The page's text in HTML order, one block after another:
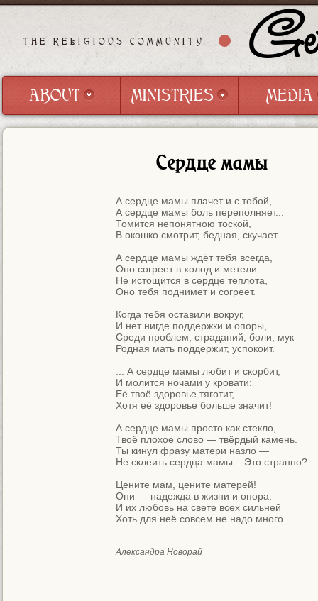
THE RELIGIOUS COMMUNITY
ABOUT
ABOUT MINISTRIES
MEDIA
MEDIA
Сердце мамы
А сердце мамы плачет и с тобой,
А сердце мамы боль переполняет...
Томится непонятною тоской,
В окошко смотрит, бедная, скучает.
А сердце мамы ждёт тебя всегда,
Оно согреет в холод и метели
Не истощится в сердце теплота,
Оно тебя поднимет и согреет.
Когда тебя оставили вокруг,
И нет нигде поддержки и опоры,
Среди проблем, страданий, боли, мук
Родная мать поддержит, успокоит.
... А сердце мамы любит и скорбит,
И молится ночами у кровати:
Её твоё здоровье тяготит,
Хотя её здоровье больше значит!
А сердце мамы просто как стекло,
Твоё плохое слово — твёрдый камень.
Ты кинул фразу матери назло —
Не склеить сердца мамы... Это странно?
Цените мам, цените матерей!
Они — надежда в жизни и опора.
И их любовь на свете всех сильней
Хоть для неё совсем не надо много...
Александра Новорай